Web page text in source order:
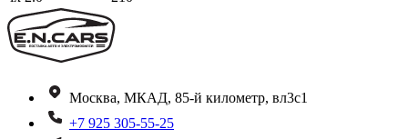
Москва, МКАД, 85-й километр, вл3с1
+7 925 305-55-25